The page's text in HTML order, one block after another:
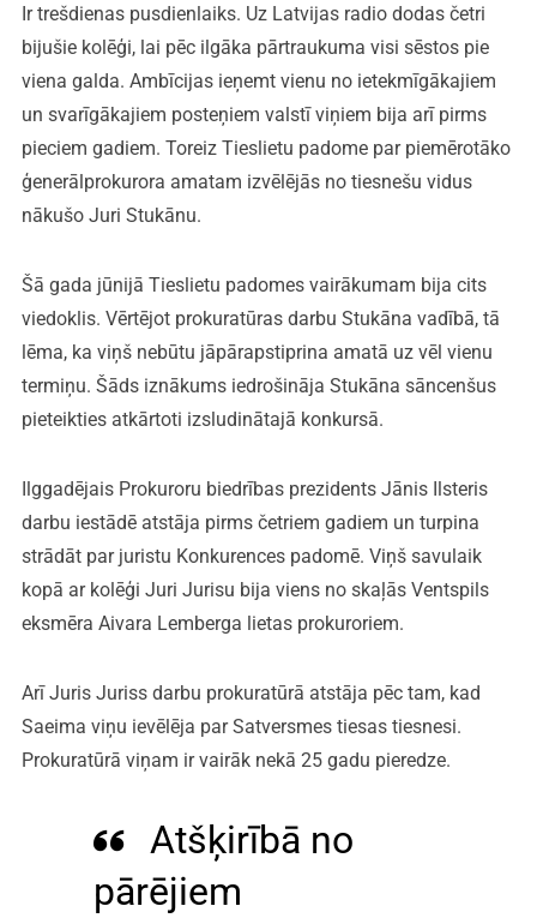
Ir trešdienas pusdienlaiks. Uz Latvijas radio dodas četri
bijušie kolēģi, lai pēc ilgāka pārtraukuma visi sēstos pie
viena galda. Ambīcijas ieņemt vienu no ietekmīgākajiem
un svarīgākajiem posteņiem valstī viņiem bija arī pirms
pieciem gadiem. Toreiz Tieslietu padome par piemērotāko
ģenerālprokurora amatam izvēlējās no tiesnešu vidus
nākušo Juri Stukānu.
Šā gada jūnijā Tieslietu padomes vairākumam bija cits
viedoklis. Vērtējot prokuratūras darbu Stukāna vadībā, tā
lēma, ka viņš nebūtu jāpārapstiprina amatā uz vēl vienu
termiņu. Šāds iznākums iedrošināja Stukāna sāncenšus
pieteikties atkārtoti izsludinātajā konkursā.
Ilggadējais Prokuroru biedrības prezidents Jānis Ilsteris
darbu iestādē atstāja pirms četriem gadiem un turpina
strādāt par juristu Konkurences padomē. Viņš savulaik
kopā ar kolēģi Juri Jurisu bija viens no skaļās Ventspils
eksmēra Aivara Lemberga lietas prokuroriem.
Arī Juris Juriss darbu prokuratūrā atstāja pēc tam, kad
Saeima viņu ievēlēja par Satversmes tiesas tiesnesi.
Prokuratūrā viņam ir vairāk nekā 25 gadu pieredze.
Atšķirībā no
pārējiem